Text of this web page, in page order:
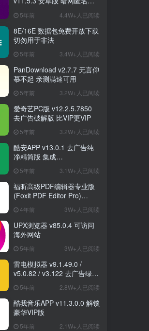
5年前 4.4W+人已阅读
8E/16E 数据包免费开放下载
切勿用于非法
5年前 3.4W+人已阅读
PanDownload v2.7.7 无言仰
慕不起 亲测满速可用
5年前 3.2W+人已阅读
爱奇艺PC版 v12.2.5.7850
去广告破解版 比VIP更VIP
5年前 3.2W+人已阅读
酷安APP v13.0.1 去广告纯
净精简版 集成
5年前 3.1W+人已阅读
福昕高级PDF编辑器专业版
(Foxit PDF Editor Pro)
4年前 3W+人已阅读
UPX浏览器 v85.0.4 可访问
海外网站
5年前 3W+人已阅读
雷电模拟器 v9.1.49.0 /
v5.0.82 / v3.122 去广告绿色
纯净版
5年前 2.8W+人已阅读
酷我音乐APP v11.3.0.0 解锁
豪华VIP版
5年前 2.1W+人已阅读